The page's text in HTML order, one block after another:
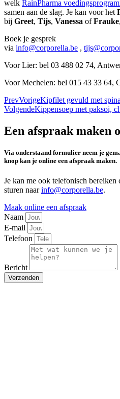
welk RainPharma
samen aan de slag. Je kan voor het
bij Greet, Tijs, Vanessa ofFrauke
Boek je gesprek
via info@corporella.be ,
Voor Lier: bel 03 488 02 74,
Voor Mechelen: bel 015 43 33 64,
PrevVorigeKipfilet gevuld met
VolgendeKippensoep met paksoi,
Een afspraak maken
Via onderstaand formulier neem je
knop kan je online een afspraak maken.
Je kan me ook telefonisch bereiken
sturen naarinfo@corporella.be.
Maak online een afspraak
Naam
E-mail
Telefoon
Bericht
Verzenden